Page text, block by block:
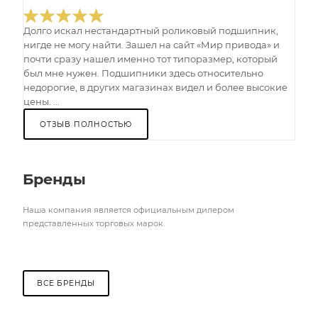
Долго искал нестандартный роликовый подшипник,
нигде не могу найти. Зашел на сайт «Мир привода» и
почти сразу нашел именно тот типоразмер, который
был мне нужен. Подшипники здесь относительно
недорогие, в других магазинах видел и более высокие
цены. ...
ОТЗЫВ ПОЛНОСТЬЮ
Бренды
Наша компания является официальным дилером
представленных торговых марок.
ВСЕ БРЕНДЫ